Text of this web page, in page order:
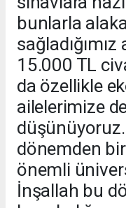
bunlarla
15.000 TL
da özellikle
ailelerimize
dönemden
önemli
İnşallah bu